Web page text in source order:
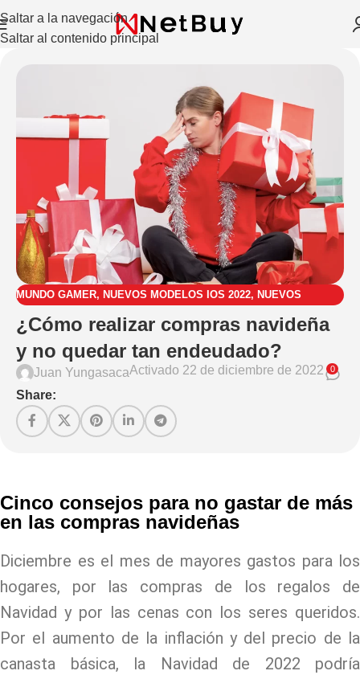
Saltar a la navegación
Saltar al contenido principal
MUNDO GAMER, NUEVOS MODELOS IOS 2022, NUEVOS
MODELOS XIAOMI 2022
TENDENCIAS TECNOLÓGICAS
¿Cómo realizar compras navideña
y no quedar tan endeudado?
Juan YungasacaActivado 22 de diciembre de 2022 0
Share:
Cinco consejos para no gastar de más
en las compras navideñas
Diciembre es el mes de mayores gastos para los
hogares, por las compras de los regalos de
Navidad y por las cenas con los seres queridos.
Por el aumento de la inflación y del precio de la
canasta básica, la Navidad de 2022 podría